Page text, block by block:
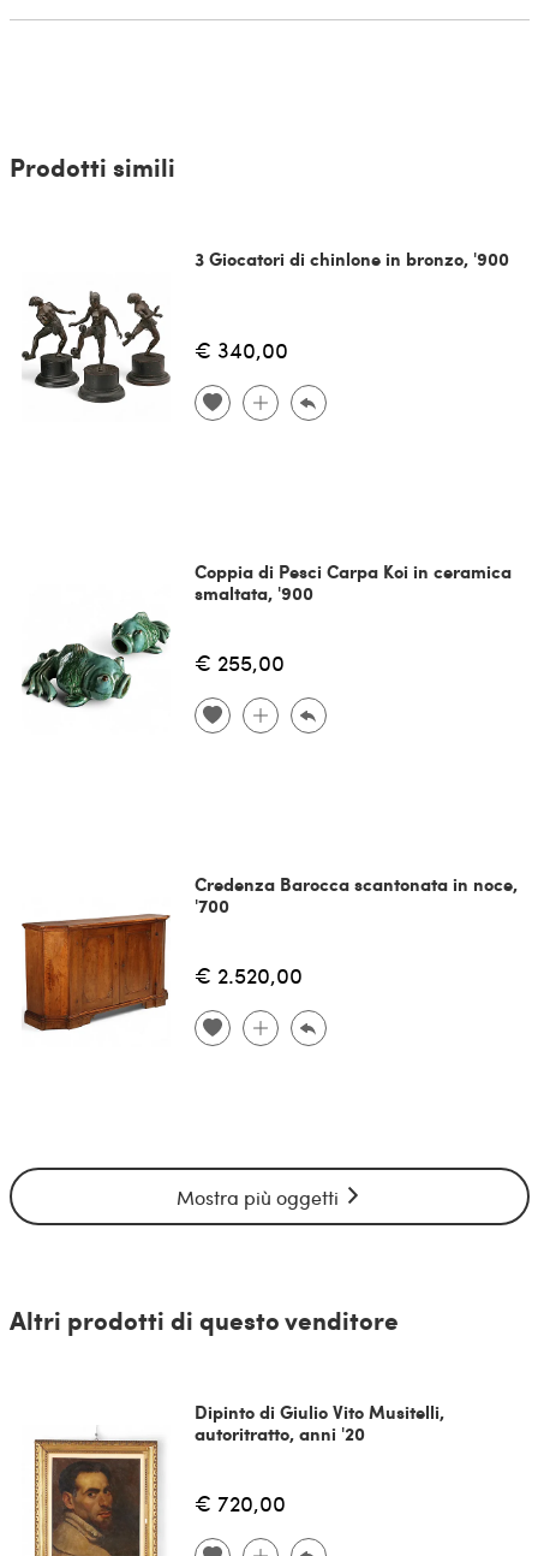
Prodotti simili
3 Giocatori di chinlone in bronzo, '900
€ 340,00
Coppia di Pesci Carpa Koi in ceramica
smaltata, '900
€ 255,00
Credenza Barocca scantonata in noce,
'700
€ 2.520,00
Mostra più oggetti
Altri prodotti di questo venditore
Dipinto di Giulio Vito Musitelli,
autoritratto, anni '20
€ 720,00